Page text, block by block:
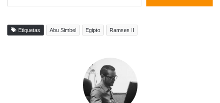
Etiquetas Abu Simbel Egipto Ramses II